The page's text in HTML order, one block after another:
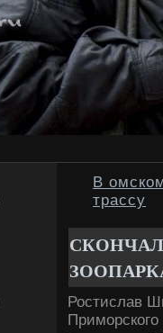
В
трассу
Ростислав
Приморского